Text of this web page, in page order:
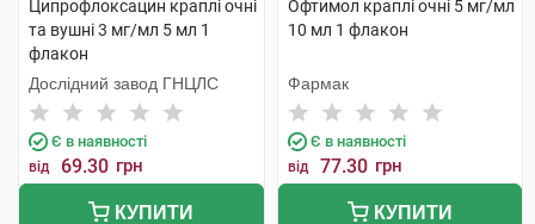
Ципрофлоксацин краплі очні
та вушні 3 мг/мл 5 мл 1
флакон
Дослідний завод ГНЦЛС
Є в наявності
від 69.30 грн
КУПИТИ
Офтимол краплі очні 5 мг/мл
10 мл 1 флакон
Фармак
Є в наявності
від 77.30 грн
КУПИТИ